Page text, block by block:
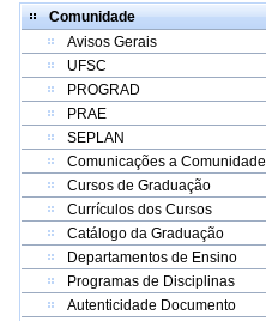
Comunidade
Avisos Gerais
UFSC
PROGRAD
PRAE
SEPLAN
Comunicações a Comunidade
Cursos de Graduação
Currículos dos Cursos
Catálogo da Graduação
Departamentos de Ensino
Programas de Disciplinas
Autenticidade Documento